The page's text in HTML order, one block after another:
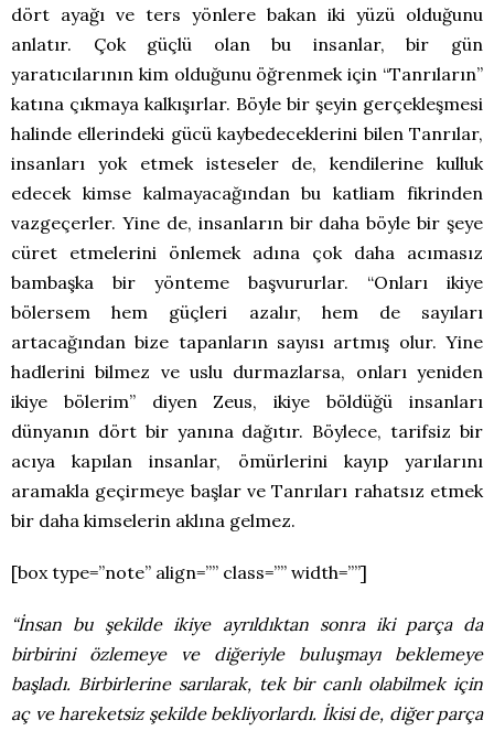
dört ayağı ve ters yönlere bakan iki yüzü olduğunu
anlatır. Çok güçlü olan bu insanlar, bir gün
yaratıcılarının kim olduğunu öğrenmek için “Tanrıların”
katına çıkmaya kalkışırlar. Böyle bir şeyin gerçekleşmesi
halinde ellerindeki gücü kaybedeceklerini bilen Tanrılar,
insanları yok etmek isteseler de, kendilerine kulluk
edecek kimse kalmayacağından bu katliam fikrinden
vazgeçerler. Yine de, insanların bir daha böyle bir şeye
cüret etmelerini önlemek adına çok daha acımasız
bambaşka bir yönteme başvururlar. “Onları ikiye
bölersem hem güçleri azalır, hem de sayıları
artacağından bize tapanların sayısı artmış olur. Yine
hadlerini bilmez ve uslu durmazlarsa, onları yeniden
ikiye bölerim” diyen Zeus, ikiye böldüğü insanları
dünyanın dört bir yanına dağıtır. Böylece, tarifsiz bir
acıya kapılan insanlar, ömürlerini kayıp yarılarını
aramakla geçirmeye başlar ve Tanrıları rahatsız etmek
bir daha kimselerin aklına gelmez.
[box type=”note” align=”” class=”” width=””]
“İnsan bu şekilde ikiye ayrıldıktan sonra iki parça da
birbirini özlemeye ve diğeriyle buluşmayı beklemeye
başladı. Birbirlerine sarılarak, tek bir canlı olabilmek için
aç ve hareketsiz şekilde bekliyorlardı. İkisi de, diğer parça